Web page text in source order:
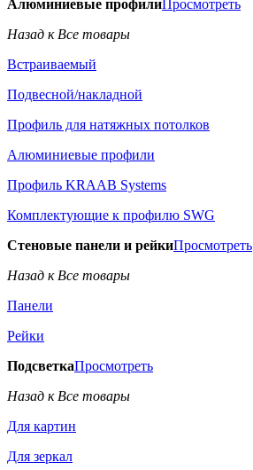
Алюминиевые профилиПросмотреть
Назад к Все товары
Встраиваемый
Подвесной/накладной
Профиль для натяжных потолков
Алюминиевые профили
Профиль KRAAB Systems
Комплектующие к профилю SWG
Стеновые панели и рейкиПросмотреть
Назад к Все товары
Панели
Рейки
ПодсветкаПросмотреть
Назад к Все товары
Для картин
Для зеркал